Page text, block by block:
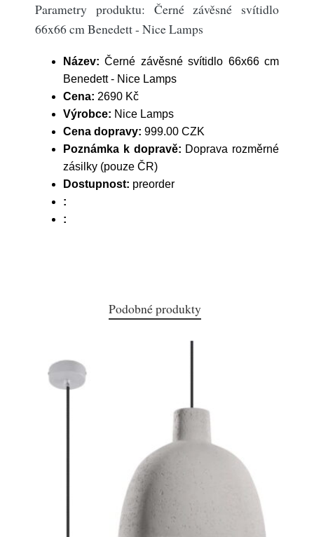
Parametry produktu: Černé závěsné svítidlo
66x66 cm Benedett - Nice Lamps
Název: Černé závěsné svítidlo 66x66 cm
Benedett - Nice Lamps
Cena: 2690 Kč
Výrobce: Nice Lamps
Cena dopravy: 999.00 CZK
Poznámka k dopravě: Doprava rozměrné
zásilky (pouze ČR)
Dostupnost: preorder
:
:
Podobné produkty